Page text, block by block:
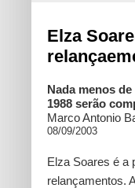
Elza
Nada menos
1988 serão
Marco Antonio
08/09/2003
Elza Soares é a
relançamentos.